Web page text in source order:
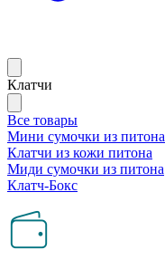
Клатчи
Все товары
Мини сумочки из питона
Клатчи из кожи питона
Миди сумочки из питона
Клатч-Бокс